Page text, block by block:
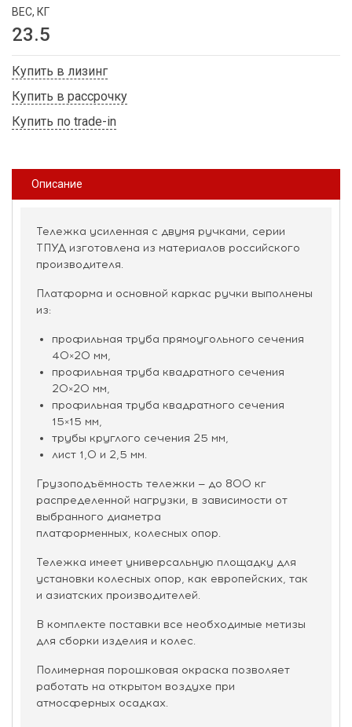
ВЕС, КГ
23.5
Купить в лизинг
Купить в рассрочку
Купить по trade-in
Описание
Тележка усиленная с двумя ручками, серии
ТПУД изготовлена из материалов российского
производителя.
Платформа и основной каркас ручки выполнены
из:
профильная труба прямоугольного сечения
40×20 мм,
профильная труба квадратного сечения
20×20 мм,
профильная труба квадратного сечения
15×15 мм,
трубы круглого сечения 25 мм,
лист 1,0 и 2,5 мм.
Грузоподъёмность тележки — до 800 кг
распределенной нагрузки, в зависимости от
выбранного диаметра
платформенных, колесных опор.
Тележка имеет универсальную площадку для
установки колесных опор, как европейских, так
и азиатских производителей.
В комплекте поставки все необходимые метизы
для сборки изделия и колес.
Полимерная порошковая окраска позволяет
работать на открытом воздухе при
атмосферных осадках.